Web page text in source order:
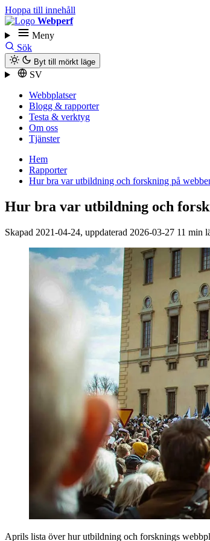
Hoppa till innehåll
Webperf
Meny
Sök
Byt till mörkt läge
SV
Webbplatser
Blogg & rapporter
Testa & verktyg
Om oss
Tjänster
Hem
Rapporter
Hur bra var utbildning och forskning på
Hur bra var utbildning och
Skapad 2021-04-24, uppdaterad 2026-03-27 11 min
Aprils lista över hur utbildning och forsknings